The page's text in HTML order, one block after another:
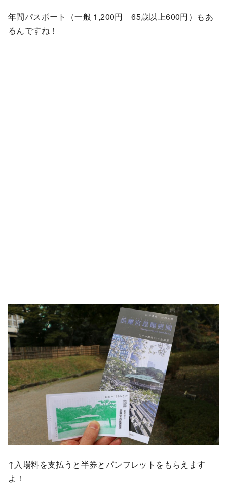
年間パスポート（一般 1,200円 65歳以上600円）もあ
るんですね！
↑入場料を支払うと半券とパンフレットをもらえます
よ！